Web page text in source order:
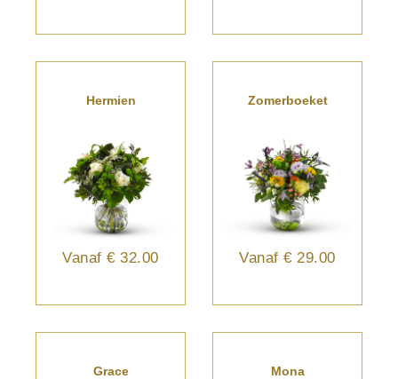
Hermien
Vanaf € 32.00
Zomerboeket
Vanaf € 29.00
Grace Mona